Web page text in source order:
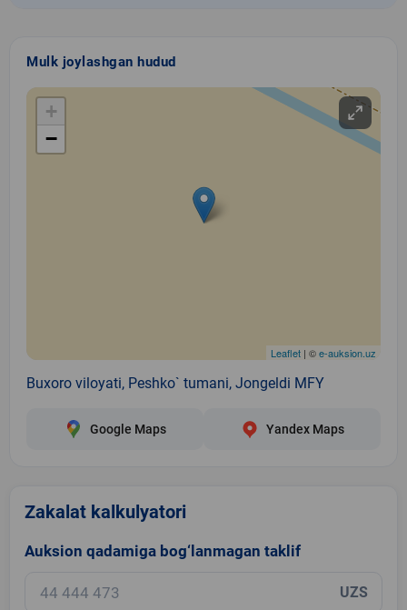
Mulk joylashgan hudud
+
−
Leaflet | ©e-auksion.uz
Buxoro viloyati, Peshko` tumani, Jongeldi MFY
Google Maps Yandex Maps
Zakalat kalkulyatori
Auksion qadamiga bog‘lanmagan taklif
UZS